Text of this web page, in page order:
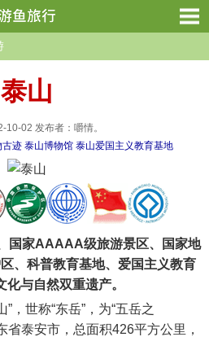
泰山
10-02 发布者：嚼情。
古迹 泰山博物馆 泰山爱国主义教育基地
国家AAAAA级旅游景区、国家地
、科普教育基地、爱国主义教育
化与自然双重遗产。
世称“东岳”，为“五岳之
省泰安市，总面积426平方公里，